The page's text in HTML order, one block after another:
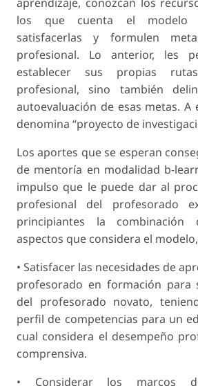
los que cuenta el modelo
satisfacerlas y formulen
profesional. Lo anterior, les
establecer sus propias
profesional, sino también
autoevaluación de esas metas. A
denomina “proyecto de
Los aportes que se esperan
de mentoría en modalidad b-
impulso que le puede dar al
profesional del profesorado
principiantes la
aspectos que considera el
• Satisfacer las necesidades de
profesorado en formación para
del profesorado novato,
perfil de competencias para un
cual considera el desempeño
comprensiva.
• Considerar los marcos